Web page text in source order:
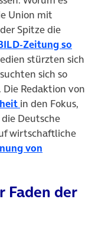
Union mit
Spitze die
Zeitung so
stürzten sich
sich so
Redaktion von
(öffnet in
in den Fokus,
in neuem Tab)
Deutsche
wirtschaftliche
von
Faden der